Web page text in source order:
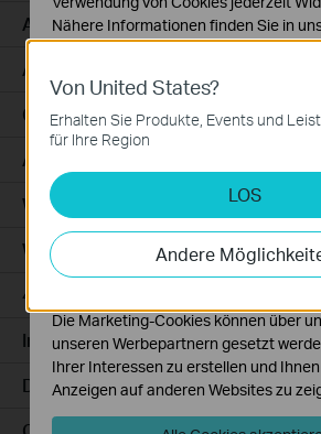
Access
Access Pro
GPON
Agile
Wired Gateways
WiFi Gateways
4G/5G WiFi Gateways
Integrated Gateways
DSL Gateways
Von United States?
Erhalten Sie Produkte, Events und
für Ihre Region
LOS
Andere
Nähere Informationen finden Sie in
Datenschutzhinweisen.
Notwendige Cookies
Diese Cookies sind zur Funktion der
erforderlich und können in Ihren
Analyse- und Marketing-Cookies
Analyse-Cookies ermöglichen es uns,
auf unserer Website zu analysieren, um
Funktionsweise unserer Website zu
Die Marketing-Cookies können über
unseren Werbepartnern gesetzt
Ihrer Interessen zu erstellen und
Anzeigen auf anderen Websites zu